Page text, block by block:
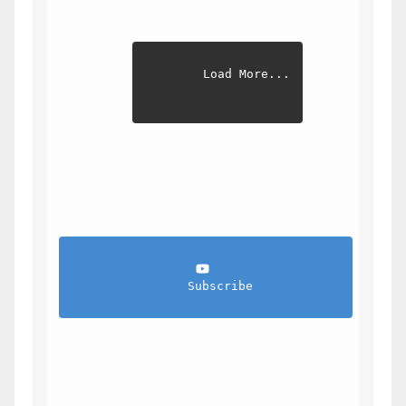
Load More...
                Subscribe